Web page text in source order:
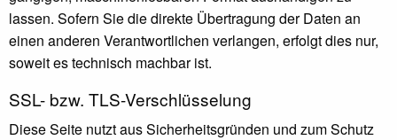
lassen. Sofern Sie die direkte Übertragung der Daten an
einen anderen Verantwortlichen verlangen, erfolgt dies nur,
soweit es technisch machbar ist.
SSL- bzw. TLS-Verschlüsselung
Diese Seite nutzt aus Sicherheitsgründen und zum Schutz